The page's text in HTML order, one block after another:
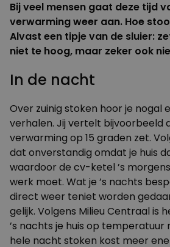
Bij veel mensen gaat deze tijd
verwarming weer aan. Hoe
Alvast een tipje van de sluier:
niet te hoog, maar zeker ook
In de nacht
Over zuinig stoken hoor je nogal
verhalen. Jij vertelt bijvoorbeeld
verwarming op 15 graden zet.
dat onverstandig omdat je huis
waardoor de cv-ketel ’s
werk moet. Wat je ’s nachts
direct weer teniet worden
gelijk. Volgens Milieu Centraal is
’s nachts je huis op temperatuur
hele nacht stoken kost meer